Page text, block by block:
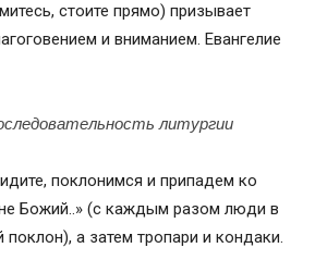
стоите прямо) призывает
и вниманием. Евангелие
литургии
поклонимся и припадем ко
Божий..» (с каждым разом люди в
а затем тропари и кондаки.